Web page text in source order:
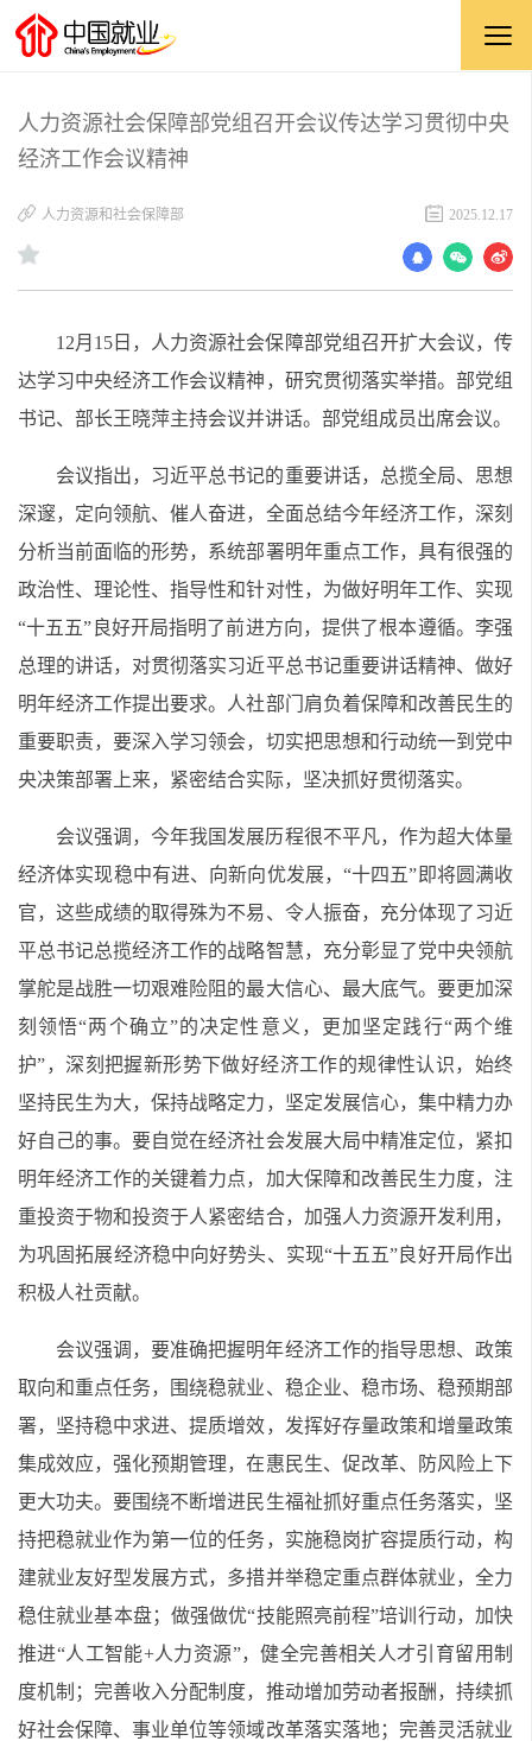
人力资源社会保障部党组召开会议传达学习贯彻中央
经济工作会议精神
人力资源和社会保障部 2025.12.17
12月 15 日 ，人力资源社会保障部党组召开扩大会议，传
达学习中央经济工作会议精神，研究贯彻落实举措。部党组
书记、部长王晓萍主持会议并讲话。部党组成员出席会议。
会议指出，习近平总书记的重要讲话，总揽全局、思想
深邃，定向领航、催人奋进，全面总结今年经济工作，深刻
分析当前面临的形势，系统部署明年重点工作，具有很强的
政治性、理论性、指导性和针对性，为做好明年工作、实现
“十五五”良好开局指明了前进方向，提供了根本遵循。李强
总理的讲话，对贯彻落实习近平总书记重要讲话精神、做好
明年经济工作提出要求。人社部门肩负着保障和改善民生的
重要职责，要深入学习领会，切实把思想和行动统一到党中
央决策部署上来，紧密结合实际，坚决抓好贯彻落实。
会议强调，今年我国发展历程很不平凡，作为超大体量
经济体实现稳中有进、向新向优发展，“十四五”即将圆满收
官，这些成绩的取得殊为不易、令人振奋，充分体现了习近
平总书记总揽经济工作的战略智慧，充分彰显了党中央领航
掌舵是战胜一切艰难险阻的最大信心、最大底气。要更加深
刻领悟“两个确立”的决定性意义，更加坚定践行“两个维
护”，深刻把握新形势下做好经济工作的规律性认识，始终
坚持民生为大，保持战略定力，坚定发展信心，集中精力办
好自己的事。要自觉在经济社会发展大局中精准定位，紧扣
明年经济工作的关键着力点，加大保障和改善民生力度，注
重投资于物和投资于人紧密结合，加强人力资源开发利用，
为巩固拓展经济稳中向好势头、实现“十五五”良好开局作出
积极人社贡献。
会议强调，要准确把握明年经济工作的指导思想、政策
取向和重点任务，围绕稳就业、稳企业、稳市场、稳预期部
署，坚持稳中求进、提质增效，发挥好存量政策和增量政策
集成效应，强化预期管理，在惠民生、促改革、防风险上下
更大功夫。要围绕不断增进民生福祉抓好重点任务落实， 坚
持把稳就业作为第一位的任务，实施稳岗扩容提质行动，构
建就业友好型发展方式，多措并举稳定重点群体就业，全力
稳住就业基本盘；做强做优“技能照亮前程”培训行动，加快
推进“人工智能+人力资源”，健全完善相关人才引育留用制
度机制；完善收入分配制度，推动增加劳动者报酬，持续抓
好社会保障、事业单位等领域改革落实落地；完善灵活就业